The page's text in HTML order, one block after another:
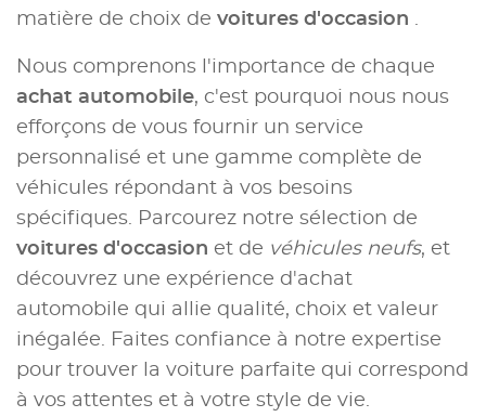
matière de choix de voitures d'occasion .
Nous comprenons l'importance de chaque
achat automobile, c'est pourquoi nous nous
efforçons de vous fournir un service
personnalisé et une gamme complète de
véhicules répondant à vos besoins
spécifiques. Parcourez notre sélection de
voitures d'occasion et de véhicules neufs, et
découvrez une expérience d'achat
automobile qui allie qualité, choix et valeur
inégalée. Faites confiance à notre expertise
pour trouver la voiture parfaite qui correspond
à vos attentes et à votre style de vie.